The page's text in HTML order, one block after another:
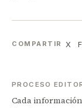
COMPARTIR X
PROCESO
Cada